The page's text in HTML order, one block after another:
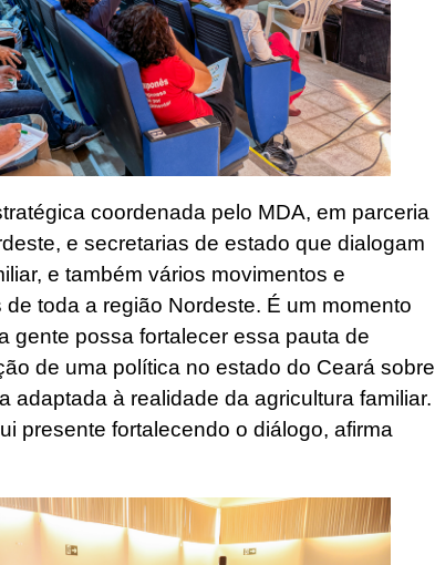
coordenada pelo MDA, em parceria
e secretarias de estado que dialogam
e também vários movimentos e
toda a região Nordeste. É um momento
gente possa fortalecer essa pauta de
de uma política no estado do Ceará sobre
adaptada à realidade da agricultura familiar.
presente fortalecendo o diálogo, afirma